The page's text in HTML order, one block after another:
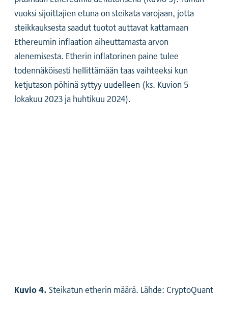
vuoksi sijoittajien etuna on steikata varojaan, jotta
steikkauksesta saadut tuotot auttavat kattamaan
Ethereumin inflaation aiheuttamasta arvon
alenemisesta. Etherin inflatorinen paine tulee
todennäköisesti hellittämään taas vaihteeksi kun
ketjutason pöhinä syttyy uudelleen (ks. Kuvion 5
lokakuu 2023 ja huhtikuu 2024).
Kuvio 4.Steikatun etherin määrä. Lähde: CryptoQuant